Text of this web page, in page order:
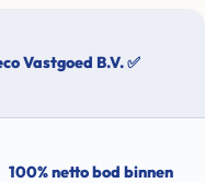
Vastgoed B.V. ✅
100% netto bod binnen